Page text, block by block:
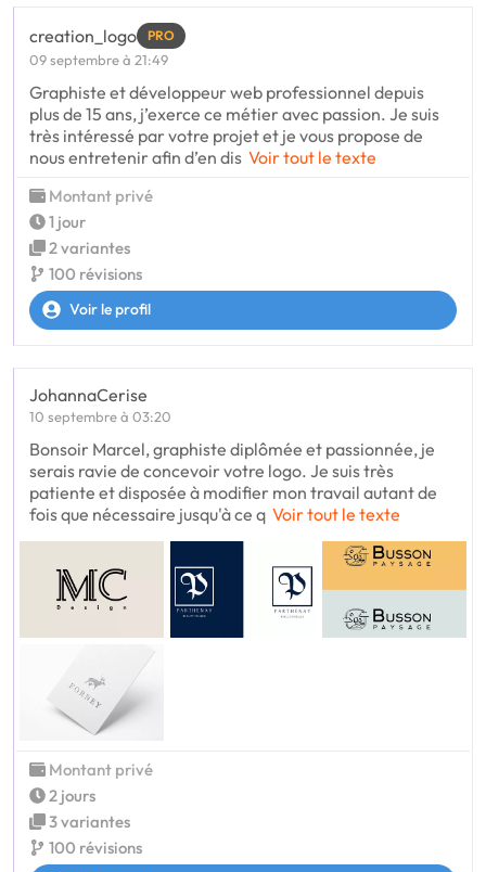
creation_logo PRO
09 septembre à 21:49
Graphiste et développeur web professionnel depuis
plus de 15 ans, j’exerce ce métier avec passion. Je suis
très intéressé par votre projet et je vous propose de
nous entretenir afin d’en dis Voir tout le texte
Montant privé
1 jour
2 variantes
100 révisions
Voir le profil
JohannaCerise
10 septembre à 03:20
Bonsoir Marcel, graphiste diplômée et passionnée, je
serais ravie de concevoir votre logo. Je suis très
patiente et disposée à modifier mon travail autant de
fois que nécessaire jusqu'à ce q Voir tout le texte
Montant privé
2 jours
3 variantes
100 révisions